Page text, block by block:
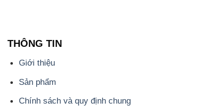
THÔNG TIN
Giới thiệu
Sản phẩm
Chính sách và quy định chung